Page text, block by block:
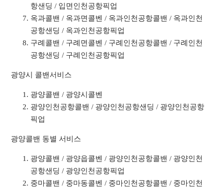
항샌딩 / 입면인천공항픽업
옥과콜밴 / 옥과면콜벤 / 옥과인천공항콜밴 / 옥과인천
공항샌딩 / 옥과인천공항픽업
구례콜밴 / 구례면콜벤 / 구례인천공항콜밴 / 구례인천
공항샌딩 / 구례인천공항픽업
광양시 콜밴서비스
광양콜밴 / 광양시콜벤
광양인천공항콜밴 / 광양인천공항샌딩 / 광양인천공항
픽업
광양콜밴 동별 서비스
광양콜밴 / 광양읍콜벤 / 광양인천공항콜밴 / 광양인천
공항샌딩 / 광양인천공항픽업
중마콜밴 / 중마동콜벤 / 중마인천공항콜밴 / 중마인천